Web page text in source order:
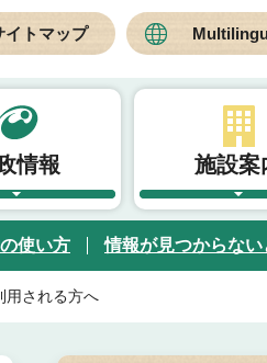
イトマップ
情報 施設案
使い方 情報が見つからない
用される方へ